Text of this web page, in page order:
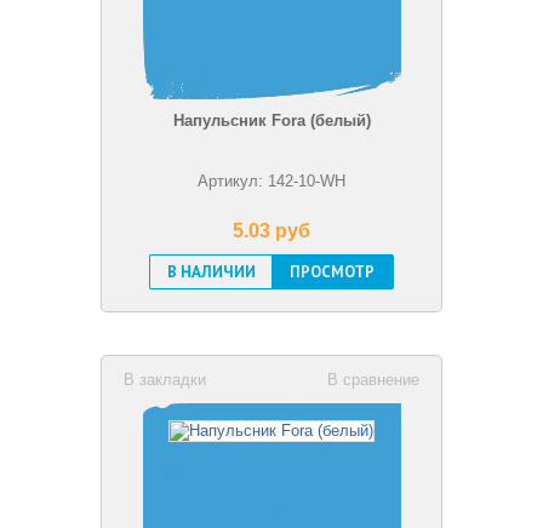
Напульсник Fora (белый)
Артикул: 142-10-WH
5.03 pуб
В НАЛИЧИИ
ПРОСМОТР
В сравнение
В закладки